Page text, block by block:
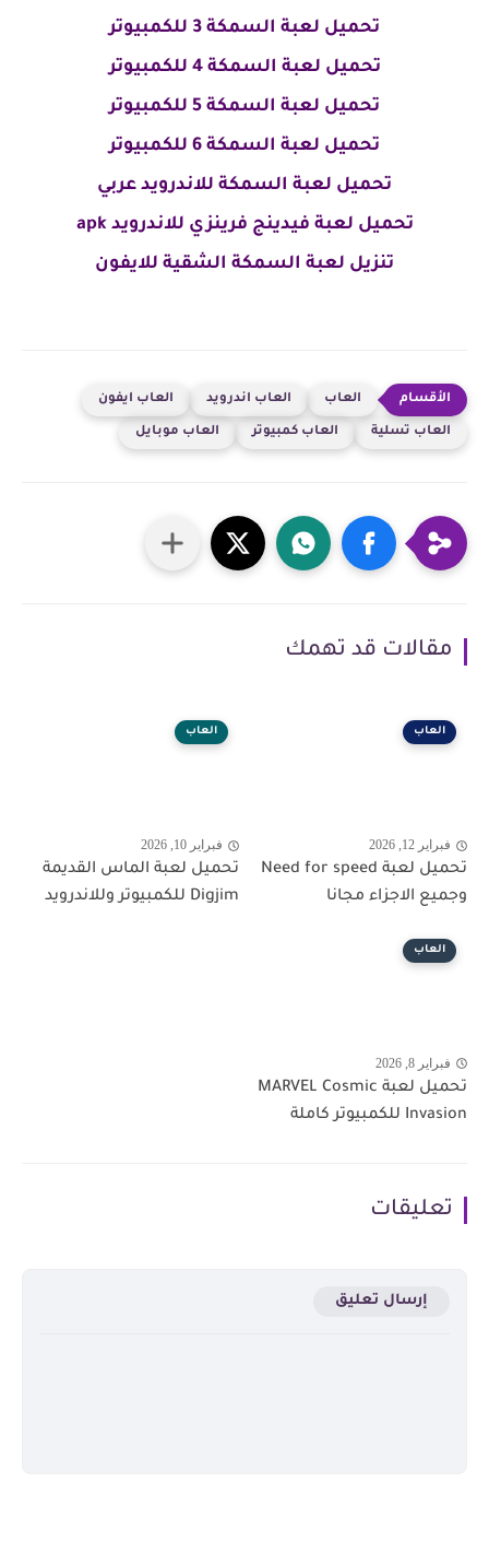
تحميل لعبة السمكة 3 للكمبيوتر
تحميل لعبة السمكة 4 للكمبيوتر
تحميل لعبة السمكة 5 للكمبيوتر
تحميل لعبة السمكة 6 للكمبيوتر
تحميل لعبة السمكة للاندرويد عربي
تحميل لعبة فيدينج فرينزي للاندرويد apk
تنزيل لعبة السمكة الشقية للايفون
العاب العاب اندرويد العاب ايفون
العاب تسلية العاب كمبيوتر العاب موبايل
مقالات قد تهمك
العاب
فبراير 12, 2026
تحميل لعبة Need for speed
وجميع الاجزاء مجانا
العاب
فبراير 10, 2026
تحميل لعبة الماس القديمة
Digjim للكمبيوتر وللاندرويد
العاب
فبراير 8, 2026
تحميل لعبة MARVEL Cosmic
Invasion للكمبيوتر كاملة
تعليقات
إرسال تعليق